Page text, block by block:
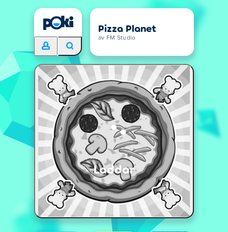
Pizza Planet
av FM Studio
Laddar